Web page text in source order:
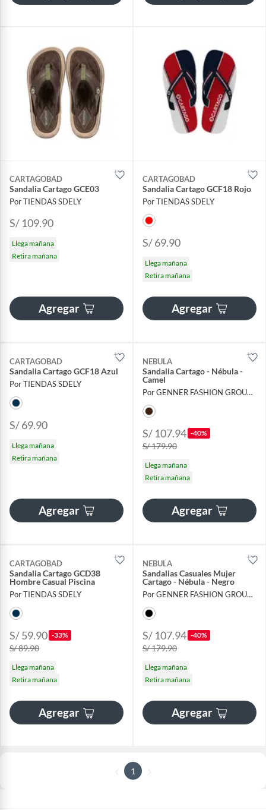
CARTAGOBAD
Sandalia Cartago GCE03
Por TIENDAS SDELY
S/ 109.90
Llega mañana
Retira mañana
Agregar
CARTAGOBAD
Sandalia Cartago GCF18 Rojo
Por TIENDAS SDELY
S/ 69.90
Llega mañana
Retira mañana
Agregar
CARTAGOBAD
Sandalia Cartago GCF18 Azul
Por TIENDAS SDELY
S/ 69.90
Llega mañana
Retira mañana
Agregar
NEBULA
Sandalia Cartago - Nébula -
Camel
Por GENNER FASHION GROUP EIRL
S/ 107.94 -40%
S/ 179.90
Llega mañana
Retira mañana
Agregar
CARTAGOBAD
Sandalia Cartago GCD38
Hombre Casual Piscina
Por TIENDAS SDELY
S/ 59.90 -33%
S/ 89.90
Llega mañana
Retira mañana
Agregar
NEBULA
Sandalias Casuales Mujer
Cartago - Nébula - Negro
Por GENNER FASHION GROUP EIRL
S/ 107.94 -40%
S/ 179.90
Llega mañana
Retira mañana
Agregar
1